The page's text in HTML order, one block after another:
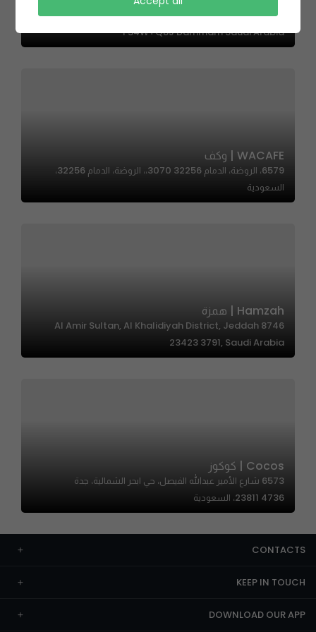
Doughlicious | دوليشس
F34W+Q8J Dammam Saudi Arabia
WACAFE | وكف
6579، الروضة، الدمام 32256 3070،، الروضة، الدمام 32256،
السعودية
Hamzah | همزة
8746 Al Amir Sultan, Al Khalidiyah District, Jeddah
23423 3791, Saudi Arabia
Cocos | كوكوز
6573 شارع الأمير عبدالله الفيصل، حي ابحر الشمالية، جدة
23811 4736، السعودية
CONTACTS
KEEP IN TOUCH
DOWNLOAD OUR APP